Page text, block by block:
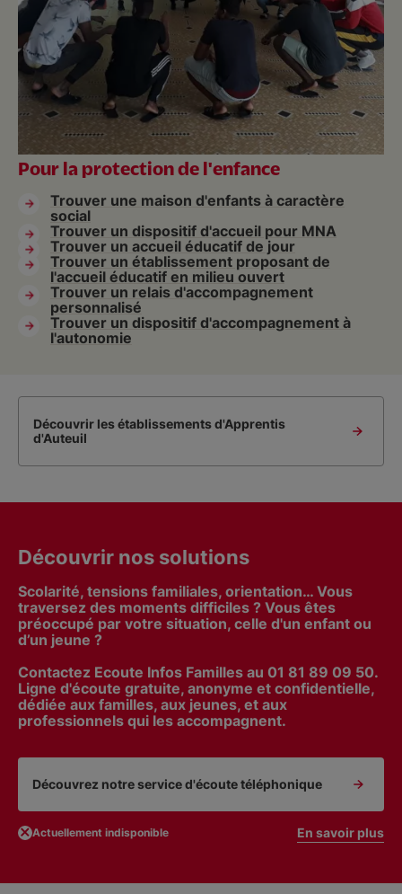
Pour la protection de l'enfance
Trouver une maison d'enfants à caractère
social
Trouver un dispositif d'accueil pour MNA
Trouver un accueil éducatif de jour
Trouver un établissement proposant de
l'accueil éducatif en milieu ouvert
Trouver un relais d'accompagnement
personnalisé
Trouver un dispositif d'accompagnement à
l'autonomie
Découvrir les établissements d'Apprentis
d'Auteuil
Découvrir nos solutions
Scolarité, tensions familiales, orientation… Vous
traversez des moments difficiles ? Vous êtes
préoccupé par votre situation, celle d'un enfant ou
d’un jeune ?
Contactez Ecoute Infos Familles au 01 81 89 09 50.
Ligne d'écoute gratuite, anonyme et confidentielle,
dédiée aux familles, aux jeunes, et aux
professionnels qui les accompagnent.
Découvrez notre service d'écoute téléphonique
Actuellement indisponible En savoir plus